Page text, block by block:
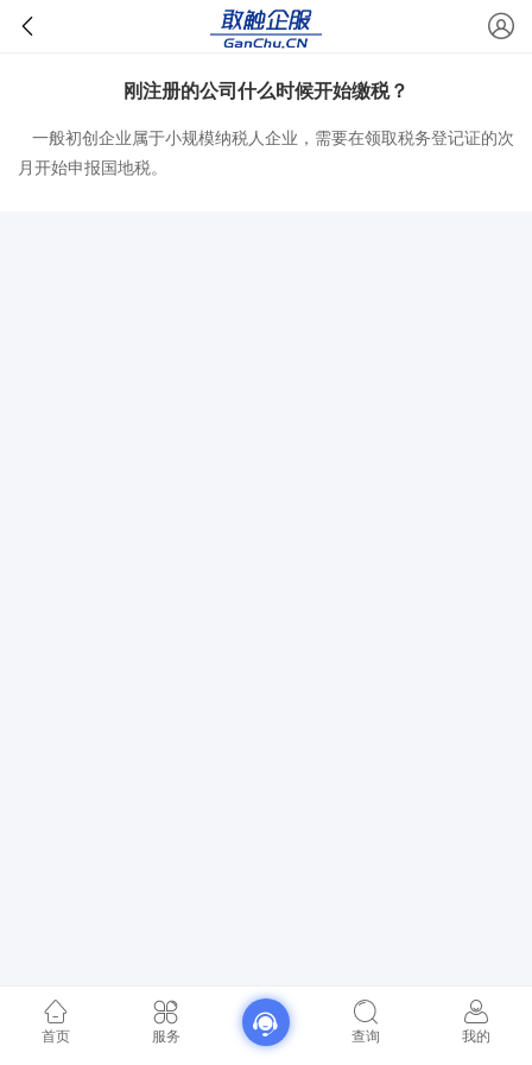
刚注册的公司什么时候开始缴税？
一般初创企业属于小规模纳税人企业，需要在领取税务登记证的次
月开始申报国地税。
首页 服务 查询 我的